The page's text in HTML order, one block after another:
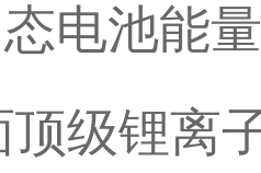
池能量
顶级锂离